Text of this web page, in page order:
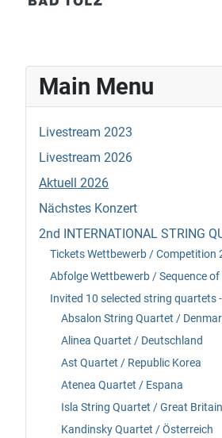
Main Menu
Livestream 2023
Livestream 2026
Aktuell 2026
Nächstes Konzert
2nd INTERNATIONAL STRING
Tickets Wettbewerb / Competition
Abfolge Wettbewerb / Sequence
Invited 10 selected string
Absalon String Quartet /
Alinea Quartet / Deutschland
Ast Quartet / Republic Korea
Atenea Quartet / Espana
Isla String Quartet / Great Britain
Kandinsky Quartet / Österreich